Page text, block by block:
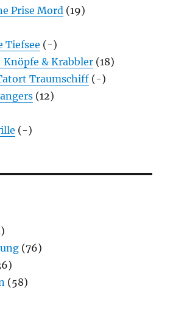
Prise Mord (19)
Tiefsee (-)
Knöpfe & Krabbler (18)
Traumschiff (-)
(12)
(-)
(76)
(58)